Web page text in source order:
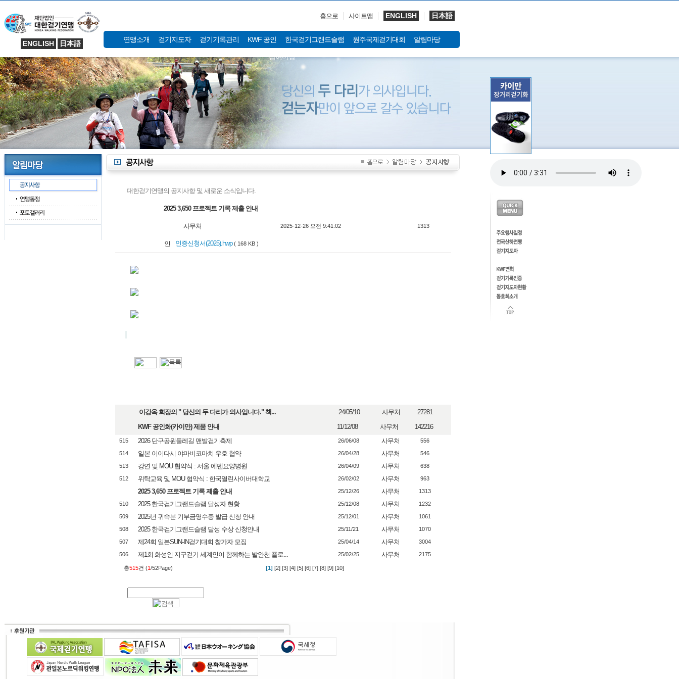
ENGLISH 日本語
홈으로 사이트맵 ENGLISH 日本語
연맹소개 걷기지도자 걷기기록관리 KWF 공인 한국걷기그랜드슬램 원주국제걷기대회 알림마당
참여마당
대한걷기연맹의 공지사항 및 새로운 소식입니다.
2025 3,650 프로젝트 기록 제출 안내
사무처 2025-12-26 오전 9:41:02 1313
인증신청서(2025).hwp ( 168 KB )
이강옥 회장의 " 당신의 두 다리가 의사입니다." 책... 24/05/10 사무처
27281
KWF 공인화(카이만) 제품 안내
11/12/08 사무처 142216
515 2026 단구공원둘레길 맨발걷기축제 26/06/08 사무처 556
514 일본 이이다시 야마비코마치 우호 협약 26/04/28 사무처 546
513 강연 및 MOU 협약식 : 서울 에덴요양병원 26/04/09 사무처 638
512 위탁교육 및 MOU 협약식 : 한국열린사이버대학교 26/02/02 사무처 963
2025 3,650 프로젝트 기록 제출 안내 25/12/26 사무처 1313
510 2025 한국걷기그랜드슬램 달성자 현황 25/12/08 사무처 1232
509 2025년 귀속분 기부금영수증 발급 신청 안내 25/12/01 사무처 1061
508 2025 한국걷기그랜드슬램 달성 수상 신청안내 25/11/21 사무처 1070
507 제24회 일본SUN-IN걷기대회 참가자 모집 25/04/14 사무처 3004
506 제1회 화성인 지구걷기 세계인이 함께하는 발안천 플로... 25/02/25 사무처 2175
총515건 (1/52Page) [1] [2] [3] [4] [5] [6] [7] [8] [9] [10]